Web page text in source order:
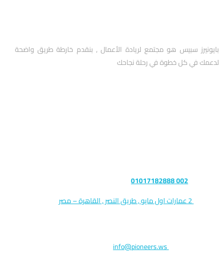
بايونيرز سبيس هو مجتمع لريادة الأعمال , بنقدم خارطة طريق واضحة
لدعمك في كل خطوة في رحلة نجاحك
002 01017182888
2 عمارات اول مايو , طريق النصر , القاهرة – مصر
info@pioneers.ws